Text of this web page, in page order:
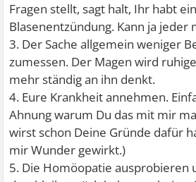
Fragen stellt, sagt halt, Ihr habt
Blasenentzündung. Kann ja jeder
3. Der Sache allgemein weniger
zumessen. Der Magen wird
mehr ständig an ihn denkt.
4. Eure Krankheit annehmen.
Ahnung warum Du das mit mir
wirst schon Deine Gründe dafür
mir Wunder gewirkt.)
5. Die Homöopatie ausprobieren